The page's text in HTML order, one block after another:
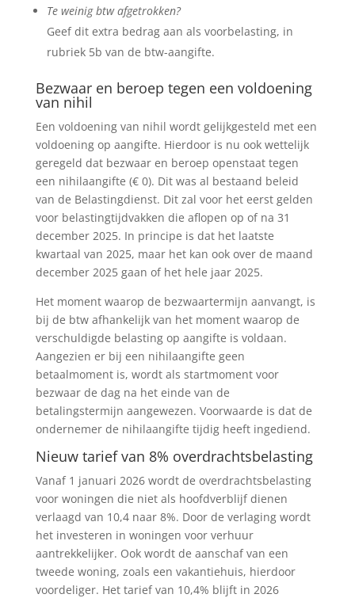
Te weinig btw afgetrokken?
Geef dit extra bedrag aan als voorbelasting, in
rubriek 5b van de btw-aangifte.
Bezwaar en beroep tegen een voldoening
van nihil
Een voldoening van nihil wordt gelijkgesteld met een
voldoening op aangifte. Hierdoor is nu ook wettelijk
geregeld dat bezwaar en beroep openstaat tegen
een nihilaangifte (€ 0). Dit was al bestaand beleid
van de Belastingdienst. Dit zal voor het eerst gelden
voor belastingtijdvakken die aflopen op of na 31
december 2025. In principe is dat het laatste
kwartaal van 2025, maar het kan ook over de maand
december 2025 gaan of het hele jaar 2025.
Het moment waarop de bezwaartermijn aanvangt, is
bij de btw afhankelijk van het moment waarop de
verschuldigde belasting op aangifte is voldaan.
Aangezien er bij een nihilaangifte geen
betaalmoment is, wordt als startmoment voor
bezwaar de dag na het einde van de
betalingstermijn aangewezen. Voorwaarde is dat de
ondernemer de nihilaangifte tijdig heeft ingediend.
Nieuw tarief van 8% overdrachtsbelasting
Vanaf 1 januari 2026 wordt de overdrachtsbelasting
voor woningen die niet als hoofdverblijf dienen
verlaagd van 10,4 naar 8%. Door de verlaging wordt
het investeren in woningen voor verhuur
aantrekkelijker. Ook wordt de aanschaf van een
tweede woning, zoals een vakantiehuis, hierdoor
voordeliger. Het tarief van 10,4% blijft in 2026